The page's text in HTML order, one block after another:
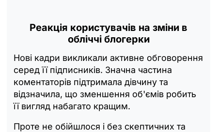
Реакція користувачів на зміни в
обліччі блогерки
Нові кадри викликали активне обговорення
серед її підписників. Значна частина
коментаторів підтримала дівчину та
відзначила, що зменшення об'ємів робить
її вигляд набагато кращим.
Проте не обійшлося і без скептичних та